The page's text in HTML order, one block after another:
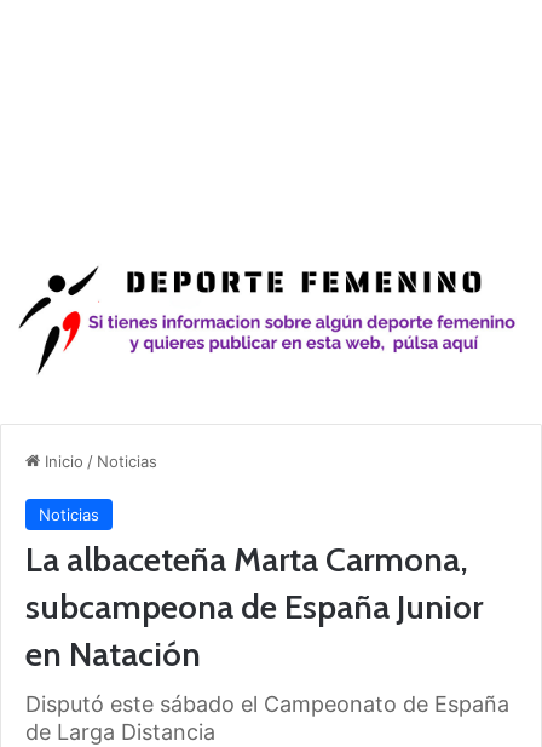
Inicio / Noticias
Noticias
La albaceteña Marta Carmona,
subcampeona de España Junior
en Natación
Disputó este sábado el Campeonato de España
de Larga Distancia